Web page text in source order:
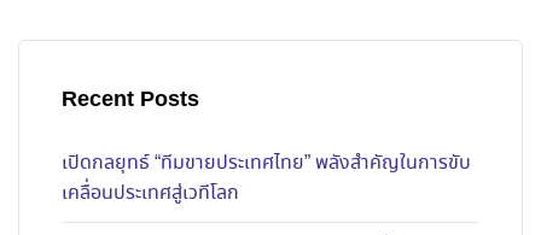
Recent Posts
เปิดกลยุทธ์ “ทีมขายประเทศไทย” พลังสำคัญในการขับ
เคลื่อนประเทศสู่เวทีโลก